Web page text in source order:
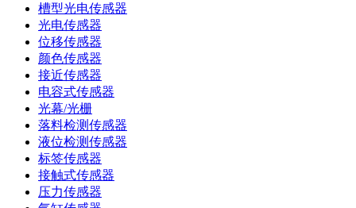
槽型光电传感器
光电传感器
位移传感器
颜色传感器
接近传感器
电容式传感器
光幕/光栅
落料检测传感器
液位检测传感器
标签传感器
接触式传感器
压力传感器